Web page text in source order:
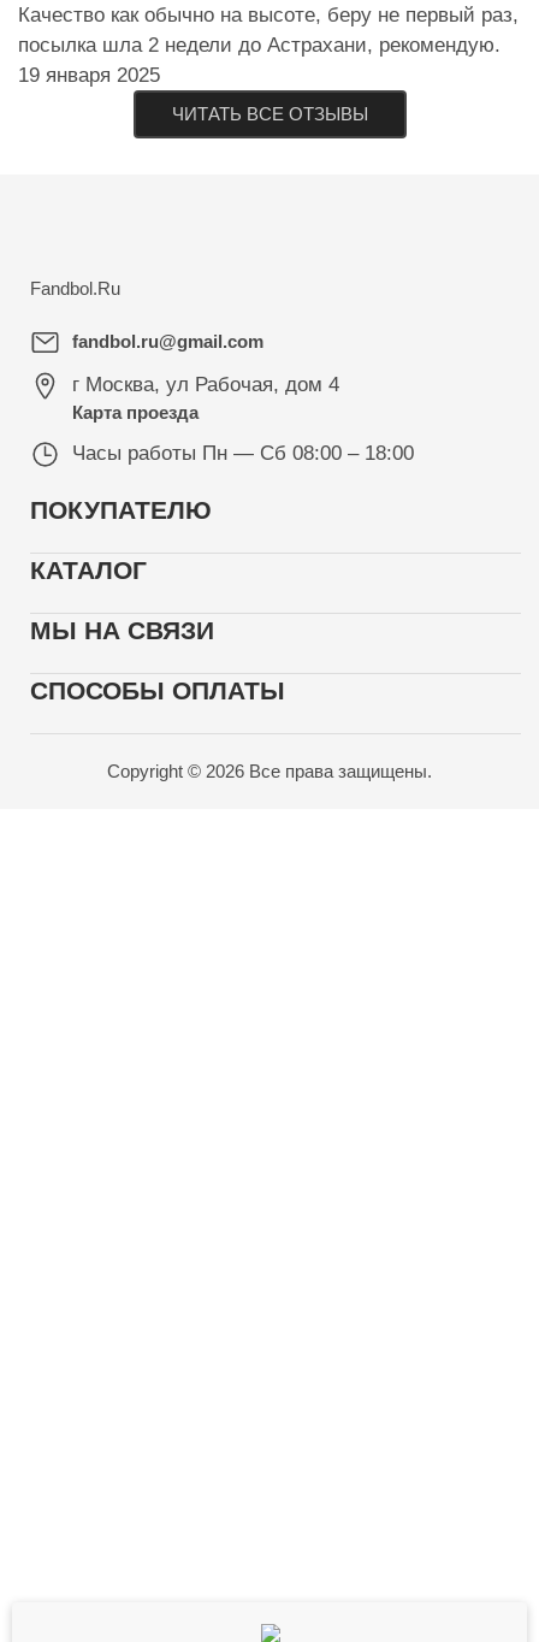
Качество как обычно на высоте, беру не первый раз,
посылка шла 2 недели до Астрахани, рекомендую.
19 января 2025
ЧИТАТЬ ВСЕ ОТЗЫВЫ
Fandbol.Ru
fandbol.ru@gmail.com
г Москва, ул Рабочая, дом 4
Карта проезда
Часы работы Пн — Сб 08:00 – 18:00
ПОКУПАТЕЛЮ
КАТАЛОГ
МЫ НА СВЯЗИ
СПОСОБЫ ОПЛАТЫ
Copyright © 2026 Все права защищены.